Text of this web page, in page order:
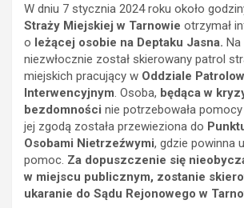
W dniu 7 stycznia 2024 roku około
Straży Miejskiej w Tarnowie otrzymał
o leżącej osobie na Deptaku Jasna. Na
niezwłocznie został skierowany patrol
miejskich pracujący w Oddziale
Interwencyjnym. Osoba, będąca w
bezdomności nie potrzebowała
jej zgodą została przewieziona do
Osobami Nietrzeźwymi, gdzie powinna
pomoc. Za dopuszczenie się
w miejscu publicznym, zostanie
ukaranie do Sądu Rejonowego w